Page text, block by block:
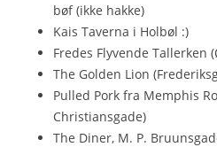
bøf (ikke hakke)
Kais Taverna i Holbøl :)
Fredes Flyvende Tallerken
The Golden Lion
Pulled Pork fra Memphis
Christiansgade)
The Diner, M. P.